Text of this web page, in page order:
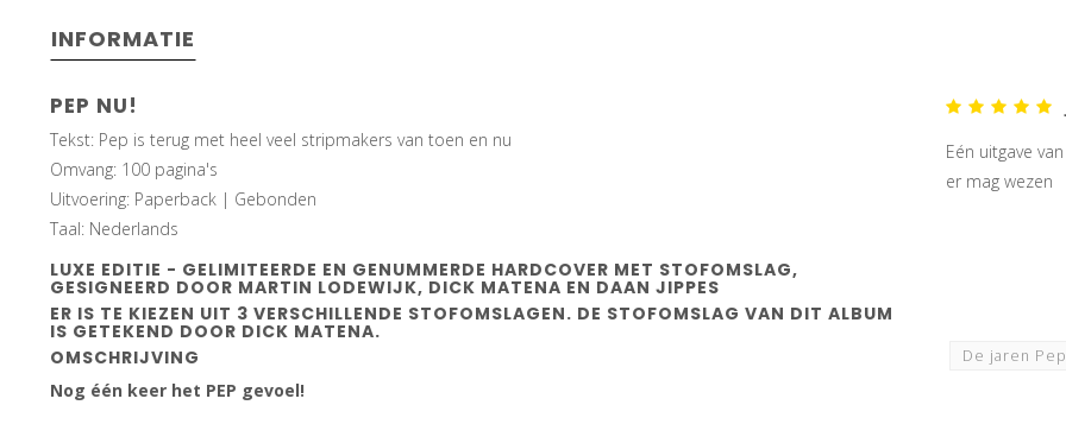
INFORMATIE
PEP NU!
Tekst: Pep is terug met heel veel stripmakers van toen en nu
Omvang: 100 pagina's
Uitvoering: Paperback | Gebonden
Taal: Nederlands
LUXE EDITIE - GELIMITEERDE EN GENUMMERDE HARDCOVER MET STOFOMSLAG,
GESIGNEERD DOOR MARTIN LODEWIJK, DICK MATENA EN DAAN JIPPES
ER IS TE KIEZEN UIT 3 VERSCHILLENDE STOFOMSLAGEN. DE STOFOMSLAG VAN DIT ALBUM
IS GETEKEND DOOR DICK MATENA.
OMSCHRIJVING
Nog één keer het PEP gevoel!
Eén uitgave
er mag wezen
De jaren Pep